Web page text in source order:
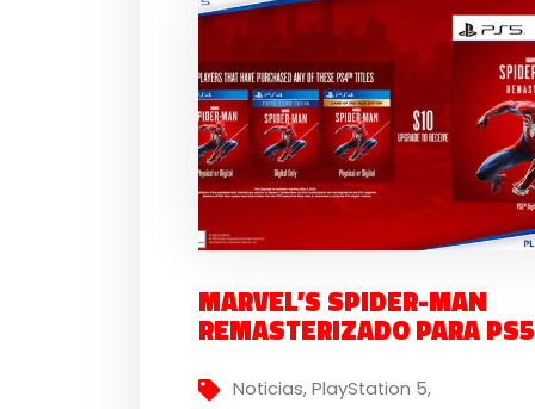
MARVEL’S SPIDER-MAN
REMASTERIZADO PARA PS5
Noticias,PlayStation 5,